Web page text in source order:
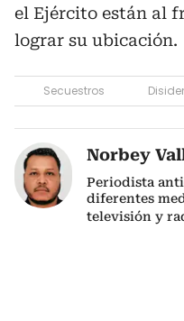
el Ejército están al
lograr su ubicación.
Secuestros
Norbey
Periodista
diferentes
televisión y